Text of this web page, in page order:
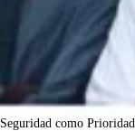
Seguridad como Prioridad